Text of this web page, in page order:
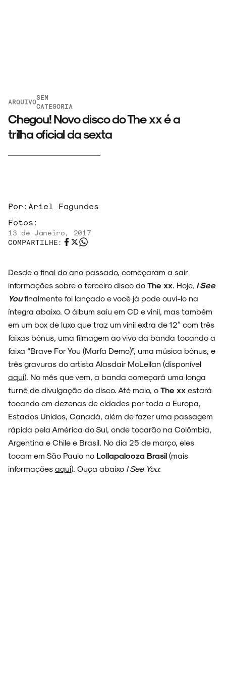
ARQUIVO
ESPECIAIS
FAIXA A FAIXA
NOVIDADES
ARQUIVO
SEM
CATEGORIA
Chegou! Novo disco do The xx é a
trilha oficial da sexta
Por: Ariel Fagundes
Fotos:
13 de Janeiro, 2017
COMPARTILHE:
Desde o final do ano passado, começaram a sair
informações sobre o terceiro disco do The xx . Hoje, I See
Youfinalmente foi lançado e você já pode ouvi-lo na
íntegra abaixo. O álbum saiu em CD e vinil, mas também
em um box de luxo que traz um vinil extra de 12″ com três
faixas bônus, uma filmagem ao vivo da banda tocando a
faixa “Brave For You (Marfa Demo)”, uma música bônus, e
três gravuras do artista Alasdair McLellan (disponível
aqui). No mês que vem, a banda começará uma longa
turnê de divulgação do disco. Até maio, o The xx estará
tocando em dezenas de cidades por toda a Europa,
Estados Unidos, Canadá, além de fazer uma passagem
rápida pela América do Sul, onde tocarão na Colômbia,
Argentina e Chile e Brasil. No dia 25 de março, eles
tocam em São Paulo no Lollapalooza Brasil (mais
informações aqui). Ouça abaixo I See You: